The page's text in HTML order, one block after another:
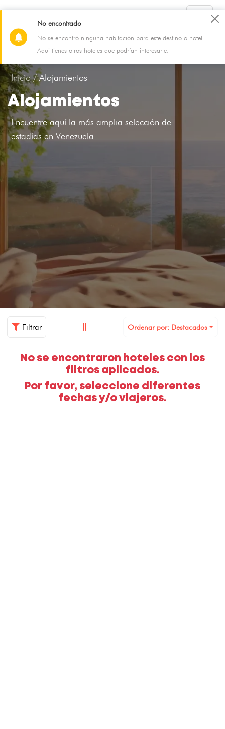
El Callao
06 Aug - 07 Aug 2 Adultos, 0 Niño, 1 Habitación
Inicio /Alojamientos
Alojamientos
Encuentre aquí la más amplia selección de
estadías en Venezuela
Filtrar Ordenar por: Destacados
No se encontraron hoteles con los
filtros aplicados.
Por favor, seleccione diferentes
fechas y/o viajeros.
No encontrado
No se encontró ninguna habitación para este destino o hotel.
Aqui tienes otros hoteles que podrían interesarte.